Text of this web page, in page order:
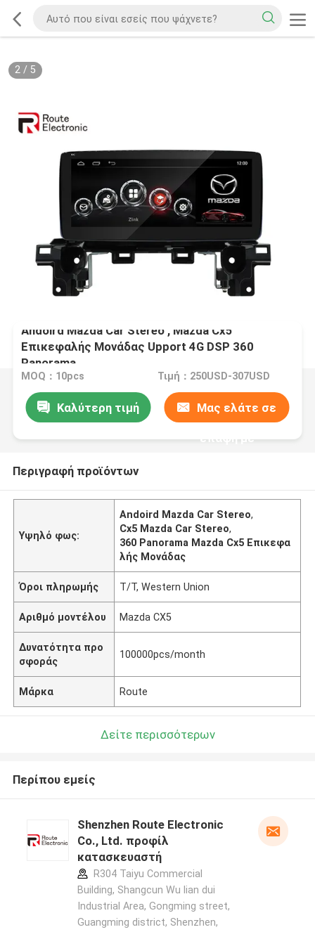
2/ 5
Andoird Mazda Car Stereo , Mazda Cx5
Επικεφαλής Μονάδας Upport 4G DSP 360
Panorama
MOQ：10pcs Τιμή：250USD-307USD
Καλύτερη τιμή Μας ελάτε σε
επαφή με
Περιγραφή προϊόντων
Υψηλό φως:
Andoird Mazda Car Stereo,
Cx5 Mazda Car Stereo,
360 Panorama Mazda Cx5 Επικεφα
λής Μονάδας
Όροι πληρωμής T/T, Western Union
Αριθμό μοντέλου Mazda CX5
Δυνατότητα προ
σφοράς
100000pcs/month
Μάρκα Route
Δείτε περισσότερων
Περίπου εμείς
Shenzhen Route Electronic
Co., Ltd. προφίλ
κατασκευαστή
R304 Taiyu Commercial
Building, Shangcun Wu lian dui
Industrial Area, Gongming street,
Guangming district, Shenzhen,